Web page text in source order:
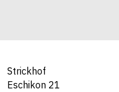
Strickhof
Eschikon 21